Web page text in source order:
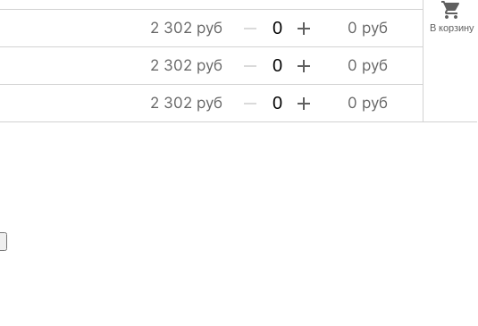
2 302 руб 0 руб
2 302 руб 0 руб
2 302 руб 0 руб